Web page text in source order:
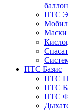
ПТС
Маски
ПТС Базис
ПТС
ПТС
ПТС